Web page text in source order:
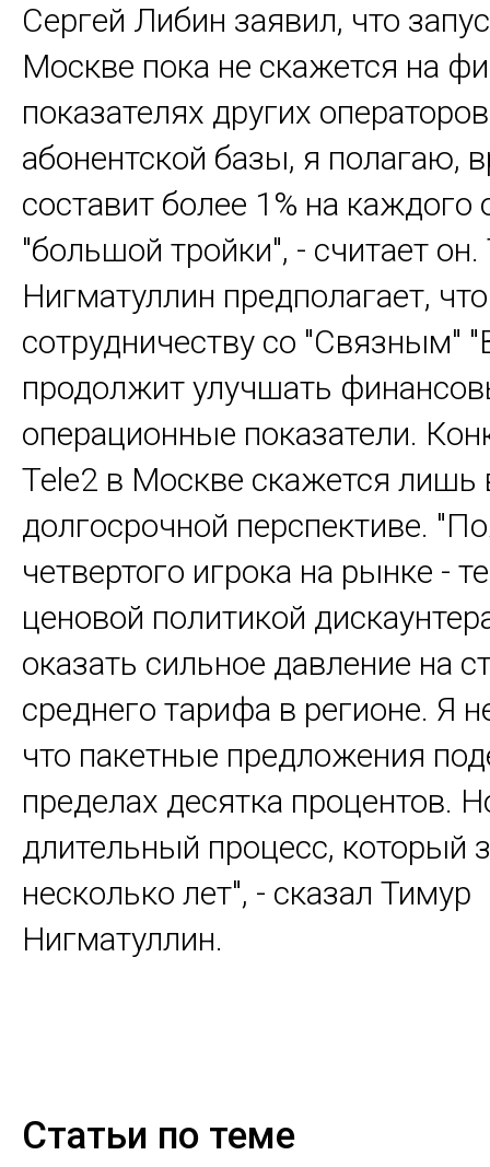
Сергей Либин заявил, что
Москве пока не скажется на
показателях других
абонентской базы, я полагаю,
составит более 1% на каждого
"большой тройки", - считает
Нигматуллин предполагает,
сотрудничеству со "Связным"
продолжит улучшать
операционные показатели.
Tele2 в Москве скажется лишь
долгосрочной перспективе.
четвертого игрока на рынке -
ценовой политикой
оказать сильное давление на
среднего тарифа в регионе. Я
что пакетные предложения
пределах десятка процентов.
длительный процесс, который
несколько лет", - сказал Тимур
Нигматуллин.
Статьи по теме